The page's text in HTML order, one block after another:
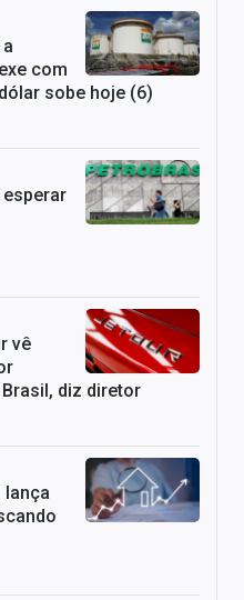
com
sobe hoje (6)
esperar
vê
diz diretor
lança